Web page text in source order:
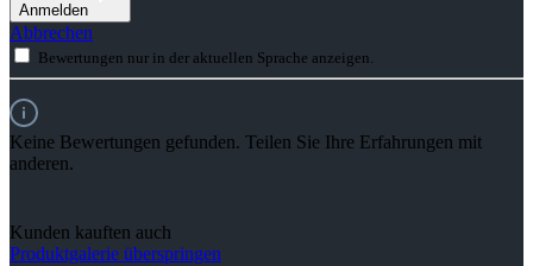
Anmelden
Abbrechen
Bewertungen nur in der aktuellen Sprache anzeigen.
Keine Bewertungen gefunden. Teilen Sie Ihre Erfahrungen mit
anderen.
Kunden kauften auch
Produktgalerie überspringen